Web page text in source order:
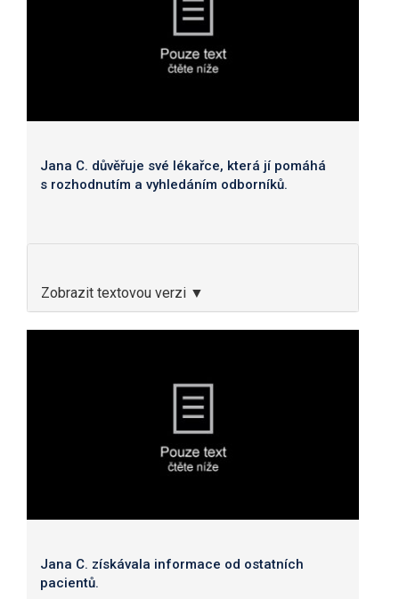
Jana C. důvěřuje své lékařce, která jí pomáhá
s rozhodnutím a vyhledáním odborníků.
Zobrazit textovou verzi ▼
Jana C. získávala informace od ostatních
pacientů.